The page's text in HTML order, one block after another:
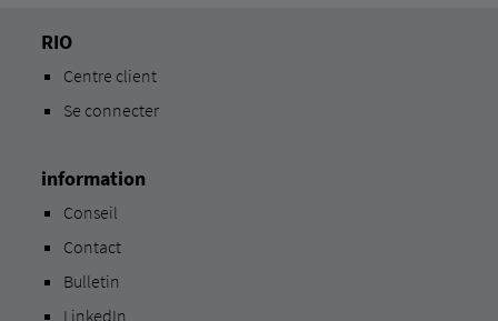
RIO
Centre client
Se connecter
information
Conseil
Contact
Bulletin
LinkedIn